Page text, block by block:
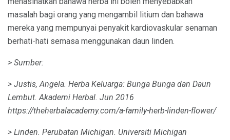
masalah bagi orang yang mengambil litium dan bahawa
mereka yang mempunyai penyakit kardiovaskular senaman
berhati-hati semasa menggunakan daun linden.
> Sumber:
> Justis, Angela. Herba Keluarga: Bunga Bunga dan Daun
Lembut. Akademi Herbal. Jun 2016
https://theherbalacademy.com/a-family-herb-linden-flower/
> Linden. Perubatan Michigan. Universiti Michigan